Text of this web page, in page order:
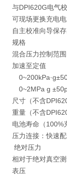
与DPI620G电气
可现场更换充电
自主校准向导保
规格
混合压力控制范
加速至定值
0~2MPa g
尺寸（不含
重量（不含
电池寿命（100%
压力连接：快速
绝对压力
相对于绝对真空
表压